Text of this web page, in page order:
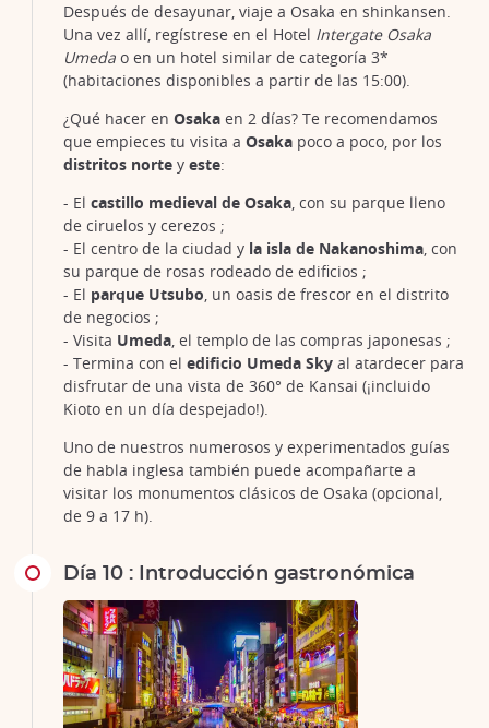
Después de desayunar, viaje a Osaka en shinkansen.
Una vez allí, regístrese en el Hotel Intergate Osaka
Umeda o en un hotel similar de categoría 3*
(habitaciones disponibles a partir de las 15:00).
¿Qué hacer en Osaka en 2 días? Te recomendamos
que empieces tu visita a Osaka poco a poco, por los
distritos norte y este:
- El castillo medieval de Osaka, con su parque lleno
de ciruelos y cerezos ;
- El centro de la ciudad y la isla de Nakanoshima, con
su parque de rosas rodeado de edificios ;
- El parque Utsubo, un oasis de frescor en el distrito
de negocios ;
- Visita Umeda, el templo de las compras japonesas ;
- Termina con el edificio Umeda Sky al atardecer para
disfrutar de una vista de 360° de Kansai (¡incluido
Kioto en un día despejado!).
Uno de nuestros numerosos y experimentados guías
de habla inglesa también puede acompañarte a
visitar los monumentos clásicos de Osaka (opcional,
de 9 a 17 h).
Día 10 : Introducción gastronómica